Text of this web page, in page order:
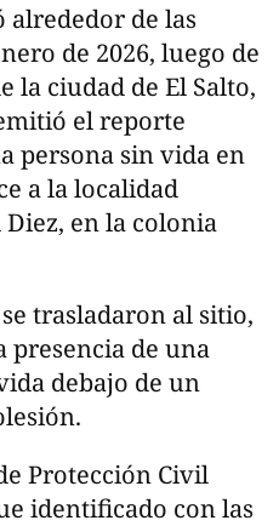
alrededor de las
de 2026, luego de
la ciudad de El Salto,
el reporte
persona sin vida en
a la localidad
en la colonia
trasladaron al sitio,
de una
debajo de un
Protección Civil
identificado con las